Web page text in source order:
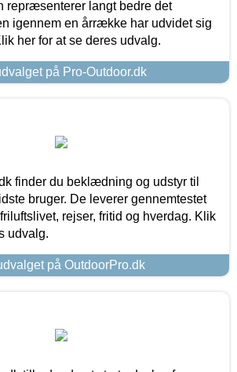
repræsenterer langt bedre det
igennem en årrække har udvidet sig
her for at se deres udvalg.
på Pro-Outdoor.dk
finder du beklædning og udstyr til
bruger. De leverer gennemtestet
rejser, fritid og hverdag. Klik
udvalg.
på OutdoorPro.dk